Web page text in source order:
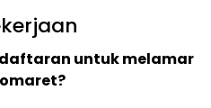
untuk melamar